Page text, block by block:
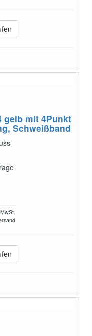
gelb mit 4Punkt
Schweißband